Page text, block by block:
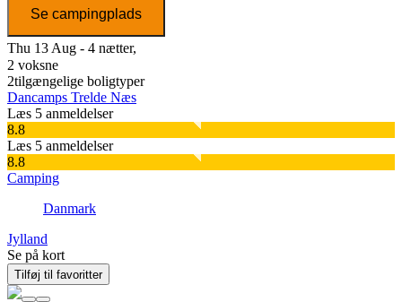
Se campingplads
Thu 13 Aug - 4 nætter,
2 voksne
2tilgængelige boligtyper
Dancamps Trelde Næs
Læs 5 anmeldelser
8.8
Læs 5 anmeldelser
8.8
Camping
Danmark
Jylland
Se på kort
Tilføj til favoritter